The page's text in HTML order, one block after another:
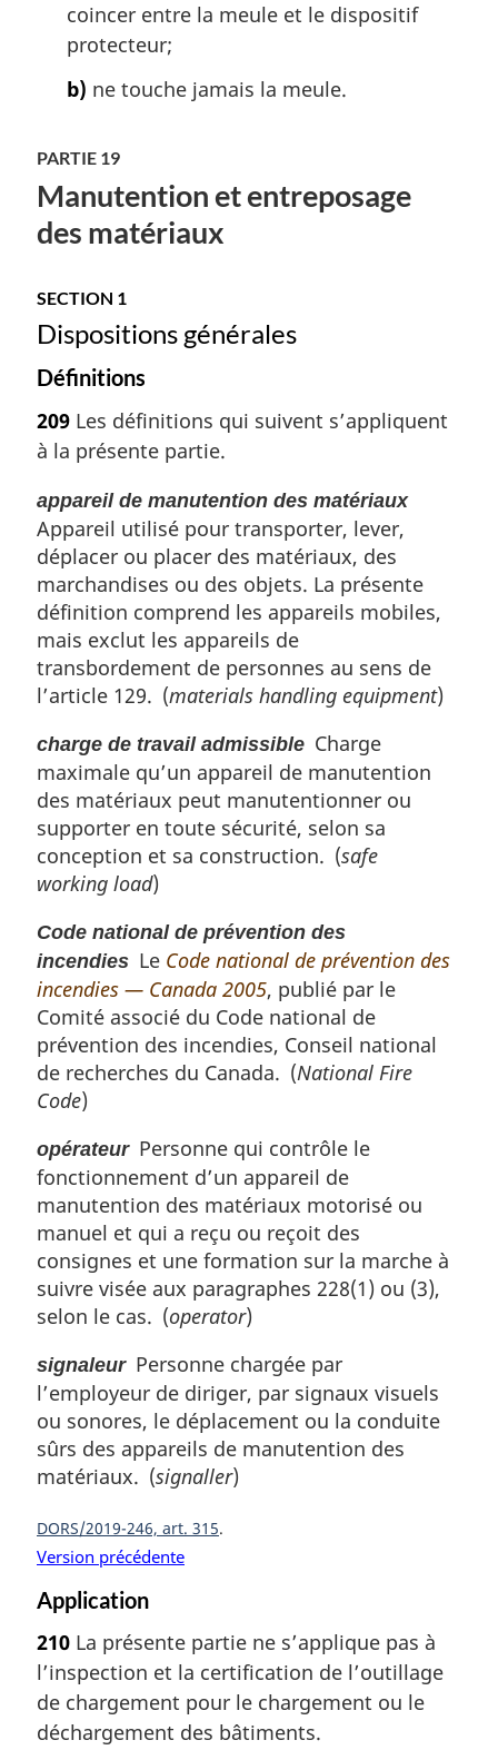
coincer entre la meule et le dispositif
protecteur;
b) ne touche jamais la meule.
PARTIE 19
Manutention et entreposage
des matériaux
SECTION 1
Dispositions générales
Définitions
209 Les définitions qui suivent s’appliquent
à la présente partie.
appareil de manutention des matériaux
Appareil utilisé pour transporter, lever,
déplacer ou placer des matériaux, des
marchandises ou des objets. La présente
définition comprend les appareils mobiles,
mais exclut les appareils de
transbordement de personnes au sens de
l’article 129. (materials handling equipment)
charge de travail admissible Charge
maximale qu’un appareil de manutention
des matériaux peut manutentionner ou
supporter en toute sécurité, selon sa
conception et sa construction. (safe
working load)
Code national de prévention des
incendies Le Code national de prévention des
incendies — Canada 2005, publié par le
Comité associé du Code national de
prévention des incendies, Conseil national
de recherches du Canada. (National Fire
Code)
opérateurPersonne qui contrôle le
fonctionnement d’un appareil de
manutention des matériaux motorisé ou
manuel et qui a reçu ou reçoit des
consignes et une formation sur la marche à
suivre visée aux paragraphes 228(1) ou (3),
selon le cas. (operator)
signaleurPersonne chargée par
l’employeur de diriger, par signaux visuels
ou sonores, le déplacement ou la conduite
sûrs des appareils de manutention des
matériaux. (signaller)
DORS/2019-246, art. 315
Version précédente
Application
210 La présente partie ne s’applique pas à
l’inspection et la certification de l’outillage
de chargement pour le chargement ou le
déchargement des bâtiments.